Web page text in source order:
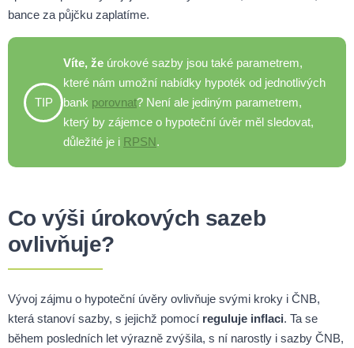
bance za půjčku zaplatíme.
TIP
Víte, že úrokové sazby jsou také parametrem,
které nám umožní nabídky hypoték od jednotlivých
bank porovnat? Není ale jediným parametrem,
který by zájemce o hypoteční úvěr měl sledovat,
důležité je i RPSN .
Co výši úrokových sazeb
ovlivňuje?
Vývoj zájmu o hypoteční úvěry ovlivňuje svými kroky i ČNB,
která stanoví sazby, s jejichž pomocí reguluje inflaci. Ta se
během posledních let výrazně zvýšila, s ní narostly i sazby ČNB,